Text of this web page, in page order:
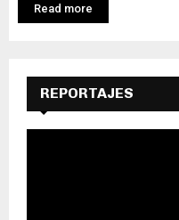
Read more
REPORTAJES